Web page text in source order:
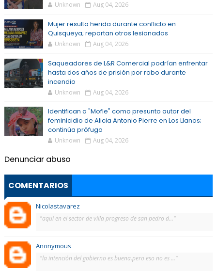
Unknown Aug 04, 2026
Mujer resulta herida durante conflicto en
Quisqueya; reportan otros lesionados
Unknown Aug 04, 2026
Saqueadores de L&R Comercial podrían enfrentar
hasta dos años de prisión por robo durante
incendio
Unknown Aug 04, 2026
Identifican a "Mofle" como presunto autor del
feminicidio de Alicia Antonio Pierre en Los Llanos;
continúa prófugo
Unknown Aug 04, 2026
Denunciar abuso
COMENTARIOS
Nicolastavarez
"aquí en el sector de villa progreso de san pedro d..."
Anonymous
"la intención del gobierno es buena.pero eso no es ..."